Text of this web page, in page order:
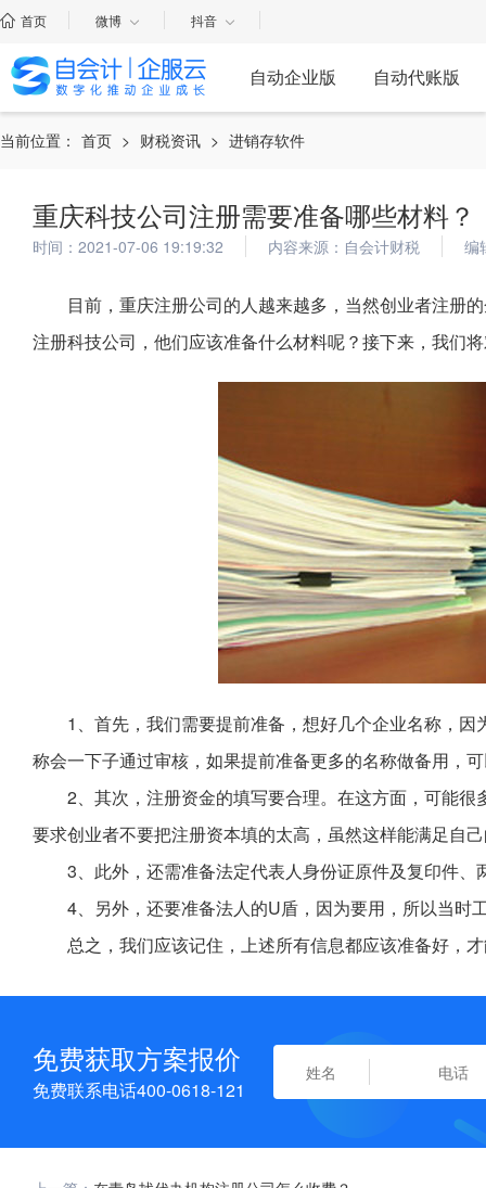
首页 微博 抖音
自动企业版 自动代账版
当前位置： 首页 > 财税资讯 > 进销存软件
重庆科技公司注册需要准备哪些材料？
时间：2021-07-06 19:19:32 内容来源：自会计财税 编
目前，重庆注册公司的人越来越多，当然创业者注册
注册科技公司，他们应该准备什么材料呢？接下来，我们
1、首先，我们需要提前准备，想好几个企业名称，
称会一下子通过审核，如果提前准备更多的名称做备用，
2、其次，注册资金的填写要合理。在这方面，可能
要求创业者不要把注册资本填的太高，虽然这样能满足自
3、此外，还需准备法定代表人身份证原件及复印件
4、另外，还要准备法人的U盾，因为要用，所以当时
总之，我们应该记住，上述所有信息都应该准备好，
免费获取方案报价
免费联系电话400-0618-121